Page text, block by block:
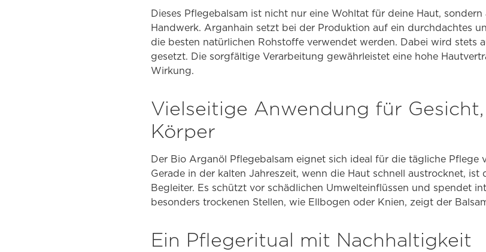
Dieses Pflegebalsam ist nicht nur eine Wohltat für deine Haut,
Handwerk. Arganhain setzt bei der Produktion auf ein durchdachtes
die besten natürlichen Rohstoffe verwendet werden. Dabei wird stets
gesetzt. Die sorgfältige Verarbeitung gewährleistet eine hohe
Wirkung.
Vielseitige Anwendung für
Körper
Der Bio Arganöl Pflegebalsam eignet sich ideal für die tägliche Pflege
Gerade in der kalten Jahreszeit, wenn die Haut schnell austrocknet, ist
Begleiter. Es schützt vor schädlichen Umwelteinflüssen und spendet
besonders trockenen Stellen, wie Ellbogen oder Knien, zeigt der
Ein Pflegeritual mit Nachhaltigkeit